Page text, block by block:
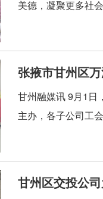
美德，凝聚更多社
张掖市甘州区
甘州融媒讯 9月1日
主办，各子公司工
甘州区交投公